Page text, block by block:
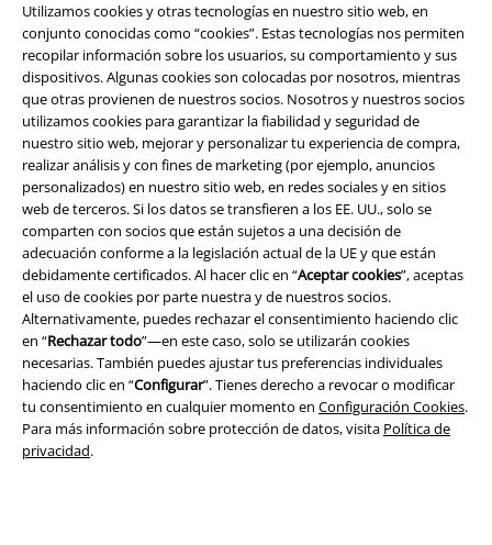
Utilizamos cookies y otras tecnologías en nuestro sitio web, en
conjunto conocidas como “cookies”. Estas tecnologías nos permiten
recopilar información sobre los usuarios, su comportamiento y sus
dispositivos. Algunas cookies son colocadas por nosotros, mientras
que otras provienen de nuestros socios. Nosotros y nuestros socios
utilizamos cookies para garantizar la fiabilidad y seguridad de
nuestro sitio web, mejorar y personalizar tu experiencia de compra,
realizar análisis y con fines de marketing (por ejemplo, anuncios
personalizados) en nuestro sitio web, en redes sociales y en sitios
web de terceros. Si los datos se transfieren a los EE. UU., solo se
comparten con socios que están sujetos a una decisión de
adecuación conforme a la legislación actual de la UE y que están
debidamente certificados. Al hacer clic en “Aceptar cookies”, aceptas
el uso de cookies por parte nuestra y de nuestros socios.
Alternativamente, puedes rechazar el consentimiento haciendo clic
en “Rechazar todo”—en este caso, solo se utilizarán cookies
necesarias. También puedes ajustar tus preferencias individuales
haciendo clic en “Configurar”. Tienes derecho a revocar o modificar
tu consentimiento en cualquier momento en Configuración Cookies.
Para más información sobre protección de datos, visita Política de
privacidad.
A Warner Music Group Company
Seguridad